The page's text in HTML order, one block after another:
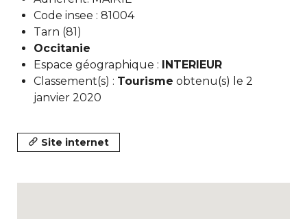
Code insee : 81004
Tarn (81)
Occitanie
Espace géographique : INTERIEUR
Classement(s) : Tourisme obtenu(s) le 2
janvier 2020
Site internet